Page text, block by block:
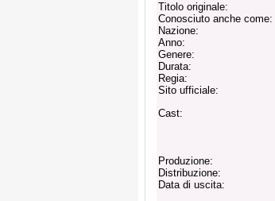
Titolo originale:
Conosciuto anche come:
Nazione:
Anno:
Genere:
Durata:
Regia:
Sito ufficiale:
Cast:
Produzione:
Distribuzione:
Data di uscita: